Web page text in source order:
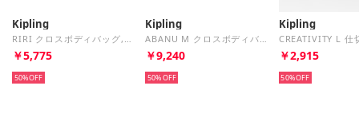
Kipling
RIRI クロスボディバッグ,トラベルアクセサリー （Metallic Lilac）
￥5,775
50%
Kipling
ABANU M クロスボディバッグ （Metallic Lilac）
￥9,240
50%
Kipling
￥2,915
50%